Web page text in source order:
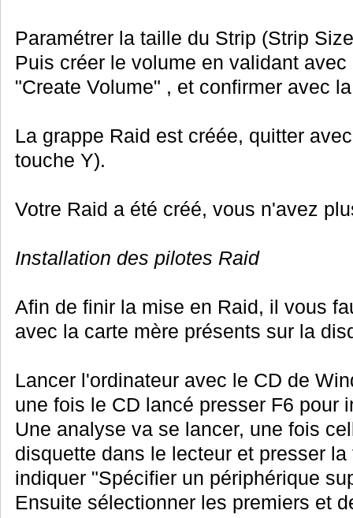
Paramétrer la taille du Strip (Strip
Puis créer le volume en validant
"Create Volume" , et confirmer avec
La grappe Raid est créée, quitter
touche Y).
Votre Raid a été créé, vous n'avez
Installation des pilotes Raid
Afin de finir la mise en Raid, il vous
avec la carte mère présents sur la
Lancer l'ordinateur avec le CD de
une fois le CD lancé presser F6 pour
Une analyse va se lancer, une fois
disquette dans le lecteur et presser
indiquer "Spécifier un périphérique
Ensuite sélectionner les premiers et